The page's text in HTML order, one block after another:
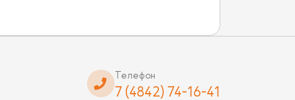
Телефон
7 (4842) 74-16-41